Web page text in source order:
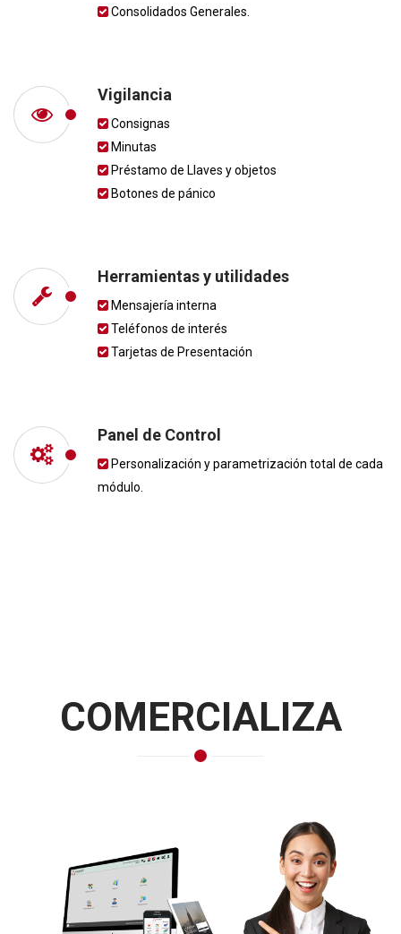
Consolidados Generales.
Vigilancia
Consignas
Minutas
Préstamo de Llaves y objetos
Botones de pánico
Herramientas y utilidades
Mensajería interna
Teléfonos de interés
Tarjetas de Presentación
Panel de Control
Personalización y parametrización total de cada
módulo.
COMERCIALIZA